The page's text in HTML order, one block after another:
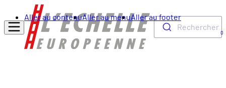
Aller au contenuAller au menuAller au footer
Rechercher
0